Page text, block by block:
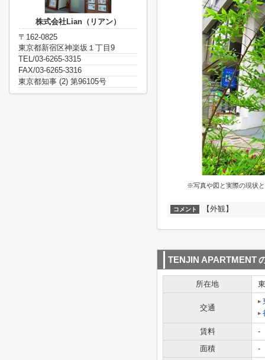
※写真や図と実際の現状
コメント 【外観】
TENJIN APARTMENT
所在地
交通
賃料
-
面積
-
株式会社Lian（リアン）
〒162-0825
東京都新宿区神楽坂１丁目9
TEL/03-6265-3315
FAX/03-6265-3316
東京都知事 (2) 第96105号